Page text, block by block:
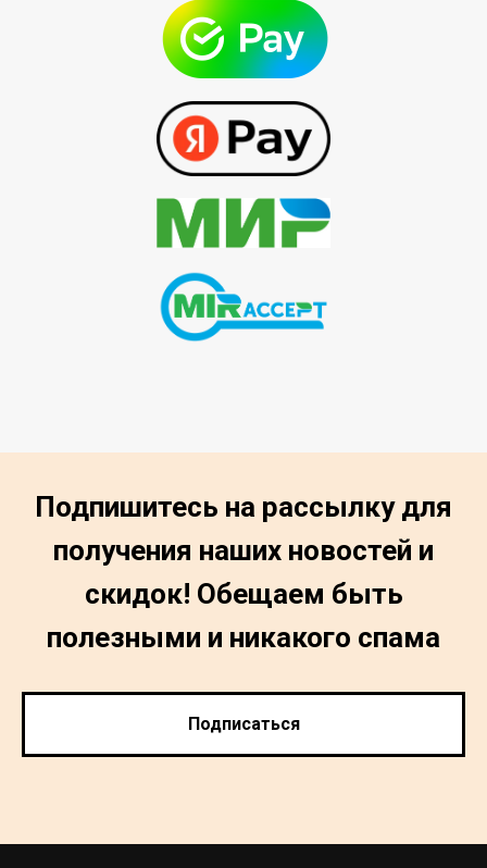
Подпишитесь на рассылку для
получения наших новостей и
скидок! Обещаем быть
полезными и никакого спама
Подписаться